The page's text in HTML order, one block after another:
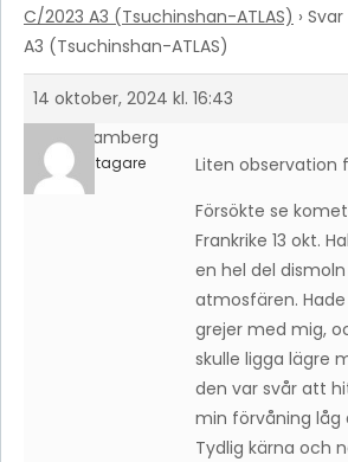
C/2023 A3 (Tsuchinshan-ATLAS) ›
A3 (Tsuchinshan-ATLAS)
14 oktober, 2024 kl. 16:43
Ivar Hamberg
Deltagare
Liten observation
Försökte se
Frankrike 13 okt.
en hel del
atmosfären.
grejer med mig,
skulle ligga lägre
den var svår att
min förvåning låg
Tydlig kärna och